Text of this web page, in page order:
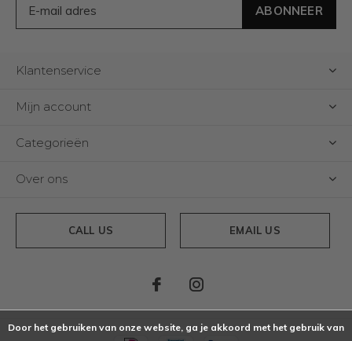
ABONNEER
Klantenservice
Mijn account
Categorieën
Over ons
CALL US EMAIL US
Door het gebruiken van onze website, ga je akkoord met het gebruik van